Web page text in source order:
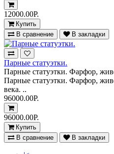
12000.00Р.
Купить
В сравнение
В закладки
Парные статуэтки.
Парные статуэтки. Фарфор,
Парные статуэтки. Фарфор,
века. ..
96000.00Р.
96000.00Р.
Купить
В сравнение
В закладки